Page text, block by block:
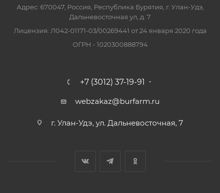
Адрес: 670047, Россия, Республика Бурятия, г. Улан-Удэ,
Дальневосточная ул, д. 7
Лицензия: Л042-01171-03/00269441 от 24 января 2020 года
ОГРН - 1020300888794
+7 (3012) 37-19-91
webzakaz@burfarm.ru
г. Улан-Удэ, ул. Дальневосточная, 7